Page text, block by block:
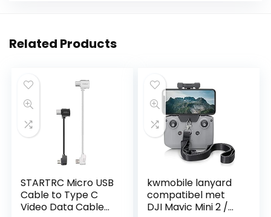
Related Products
STARTRC Micro USB
Cable to Type C
Video Data Cable
kwmobile lanyard
compatibel met
DJI Mavic Mini 2 /